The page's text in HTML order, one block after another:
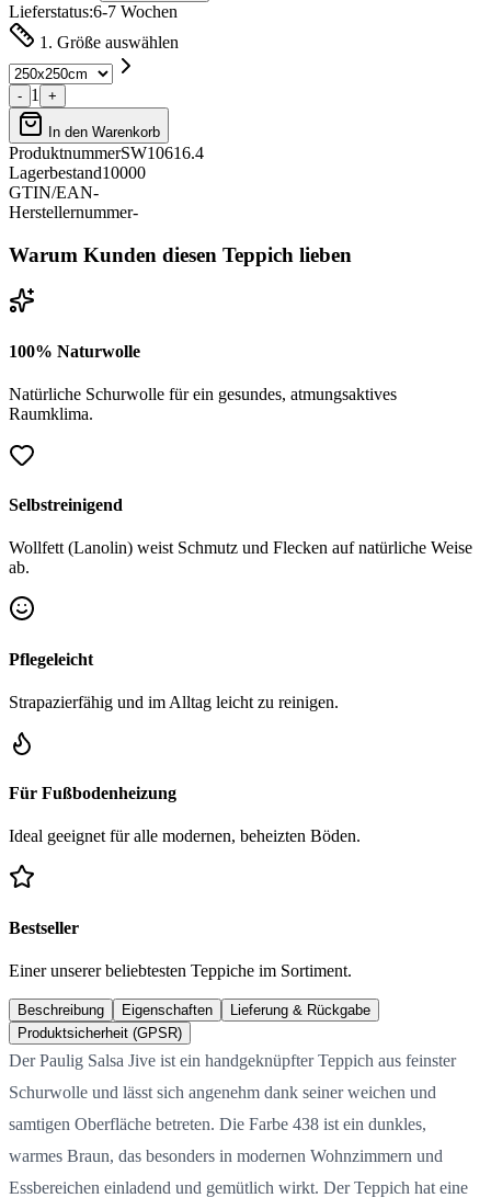
Lieferstatus:6-7 Wochen
1. Größe auswählen
- 1 +
In den Warenkorb
ProduktnummerSW10616.4
Lagerbestand10000
GTIN/EAN-
Herstellernummer-
Warum Kunden diesen Teppich lieben
100% Naturwolle
Natürliche Schurwolle für ein gesundes, atmungsaktives
Raumklima.
Selbstreinigend
Wollfett (Lanolin) weist Schmutz und Flecken auf natürliche Weise
ab.
Pflegeleicht
Strapazierfähig und im Alltag leicht zu reinigen.
Für Fußbodenheizung
Ideal geeignet für alle modernen, beheizten Böden.
Bestseller
Einer unserer beliebtesten Teppiche im Sortiment.
Beschreibung Eigenschaften
Lieferung & Rückgabe
Produktsicherheit (GPSR)
Der Paulig Salsa Jive ist ein handgeknüpfter Teppich aus feinster
Schurwolle und lässt sich angenehm dank seiner weichen und
samtigen Oberfläche betreten. Die Farbe 438 ist ein dunkles,
warmes Braun, das besonders in modernen Wohnzimmern und
Essbereichen einladend und gemütlich wirkt. Der Teppich hat eine